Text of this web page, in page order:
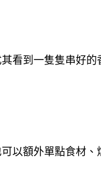
看到一隻隻串好
以額外單點食材、